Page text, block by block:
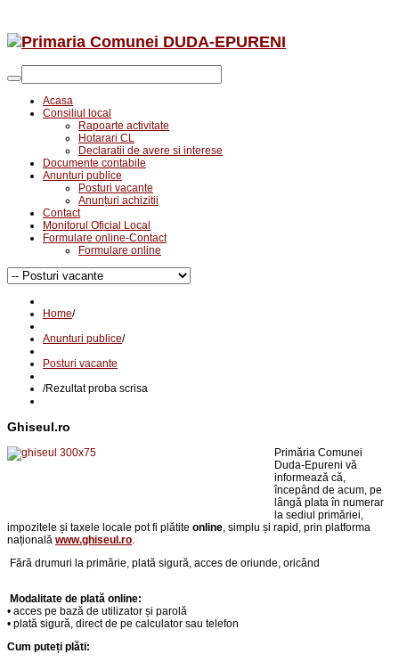
Acasa
Consiliul local
Rapoarte activitate
Hotarari CL
Declaratii de avere si interese
Documente contabile
Anunturi publice
Posturi vacante
Anunțuri achizitii
Contact
Monitorul Oficial Local
Formulare online-Contact
Formulare online
Home/
Anunturi publice/
Posturi vacante
/Rezultat proba scrisa
Ghiseul.ro
Primăria Comunei
Duda-Epureni vă
informează că,
începând de acum, pe
lângă plata în numerar
la sediul primăriei,
impozitele și taxele locale pot fi plătite online, simplu și rapid, prin platforma
națională www.ghiseul.ro.
Fără drumuri la primărie, p lată sigură, acces de oriunde, oricând
Modalitate de plată online:
• acces pe bază de utilizator și parolă
• plată sigură, direct de pe calculator sau telefon
Cum puteți plăti: